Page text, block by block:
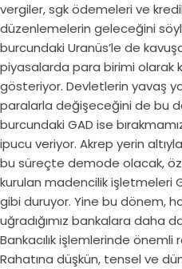
vergiler, sgk ödemeleri ve
düzenlemelerin geleceğini
burcundaki Uranüs’le de
piyasalarda para birimi olarak
gösteriyor. Devletlerin yavaş
paralarla değişeceğini de bu
burcundaki GAD ise
ipucu veriyor. Akrep yerin
bu süreçte demode olacak,
kurulan madencilik işletmeleri
gibi duruyor. Yine bu dönem,
uğradığımız bankalara daha
Bankacılık işlemlerinde önemli
Rahatına düşkün, tensel ve